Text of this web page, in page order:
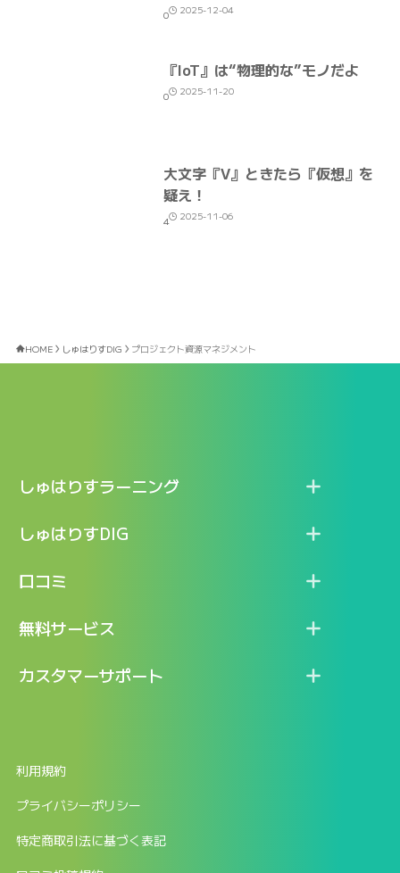
0 2025-12-04
『IoT』は“物理的な”モノだよ
0 2025-11-20
大文字『V』ときたら『仮想』を
疑え！
4 2025-11-06
HOME しゅはりすDIG プロジェクト資源マネジメント
しゅはりすラーニング
特長
料金
新着情報
ログイン
しゅはりすDIG
記事一覧
口コミ
口コミ一覧
無料サービス
LINEで『Iパス ならし学習』
カスタマーサポート
返金申請フォーム
利用規約
プライバシーポリシー
特定商取引法に基づく表記